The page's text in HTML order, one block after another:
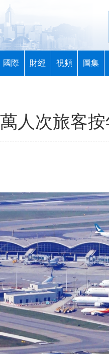
國際 財經 視頻 圖集
人次旅客